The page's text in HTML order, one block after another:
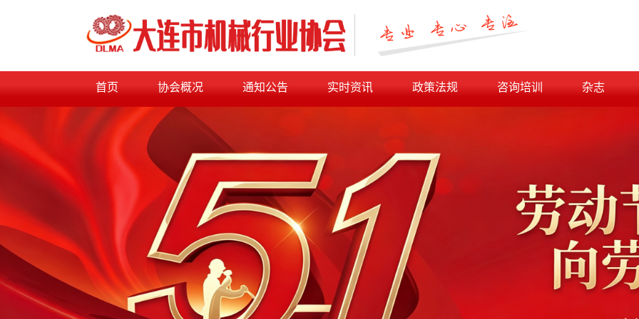
首页 协会概况 通知公告 实时资讯 政策法规 咨询培训 杂志